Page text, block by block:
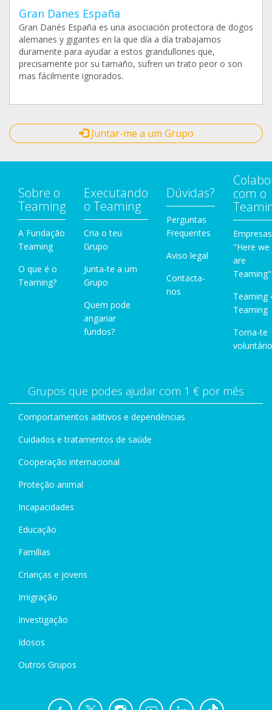
Gran Danes España
Gran Danés España es una asociación protectora de dogos
alemanes y gigantes en la que día a día trabajamos
duramente para ayudar a estos grandullones que,
precisamente por su tamaño, sufren un trato peor o son
mas fácilmente ignorados.
Juntar-me a um Grupo
Sobre o
Teaming
A Fundação
Teaming
O que é o
Teaming?
Executando
o Teaming
Cria o teu
Grupo
Junta-te a um
Grupo
Quem pode
angariar
fundos?
Dúvidas?
Perguntas
Frequentes
Aviso legal
Contacta-
nos
com o
Empresas
"Here we
are
Teaming"
Teaming
Teaming
Torna-te
Grupos que podes ajudar com 1 € por mês
Comportamentos aditivos e dependências
Cuidados e tratamentos de saúde
Cooperação internacional
Proteção animal
Incapacidades
Educação
Famílias
Crianças e jovens
Imigração
Investigação
Idosos
Outros Grupos